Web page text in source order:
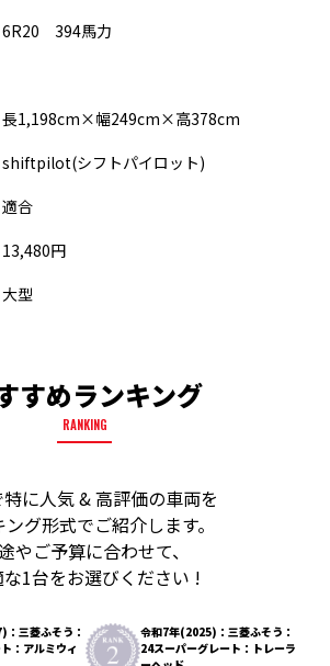
6R20 394馬力
長1,198cm×幅249cm×高378cm
shiftpilot(シフトパイロット)
適合
13,480円
大型
すめランキング
RANKING
に人気 & 高評価の車両を
ング形式でご紹介します。
やご予算に合わせて、
1台をお選びください !
三菱ふそう：
：アルミウィ
令和7年(2025)：三菱ふそう：
24スーパーグレート：トレーラ